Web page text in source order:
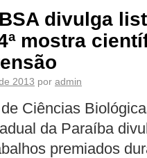
divulga
mostra
2013 por admin
Ciências
da Paraíba
premiados